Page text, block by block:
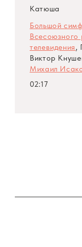
Катюша
Большой
Всесоюзного
телевидения,
Виктор
Михаил
02:17